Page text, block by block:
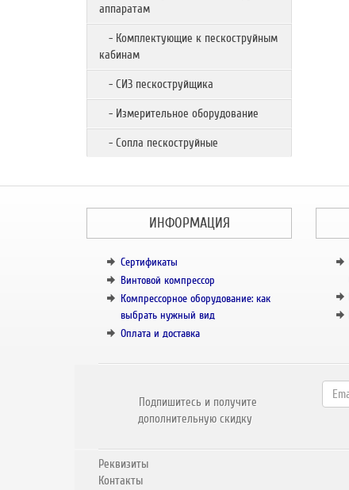
аппаратам
- Комплектующие к пескоструйным
кабинам
- СИЗ пескоструйщика
- Измерительное оборудование
- Сопла пескоструйные
ИНФОРМАЦИЯ
Сертификаты
Винтовой компрессор
Компрессорное оборудование: как
выбрать нужный вид
Оплата и доставка
Подпишитесь и получите
дополнительную скидку
Реквизиты
Контакты